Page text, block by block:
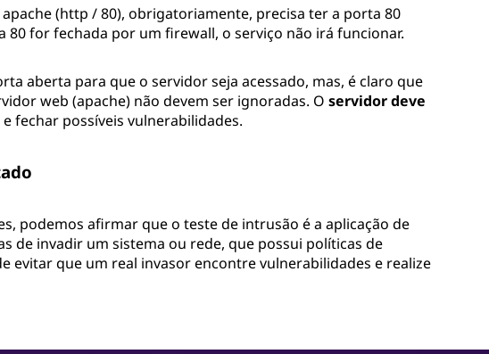
(http / 80), obrigatoriamente, precisa ter a porta 80
80 for fechada por um firewall, o serviço não irá funcionar.
aberta para que o servidor seja acessado, mas, é claro que
web (apache) não devem ser ignoradas. O servidor deve
fechar possíveis vulnerabilidades.
podemos afirmar que o teste de intrusão é a aplicação de
de invadir um sistema ou rede, que possui políticas de
evitar que um real invasor encontre vulnerabilidades e realize